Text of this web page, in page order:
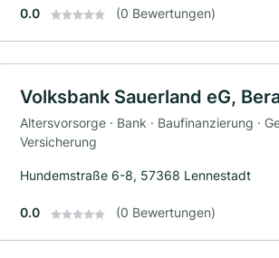
0.0 (0 Bewertungen)
Volksbank Sauerland eG,
Altersvorsorge · Bank · Baufinanzierung ·
Versicherung
Hundemstraße 6-8, 57368 Lennestadt
0.0 (0 Bewertungen)